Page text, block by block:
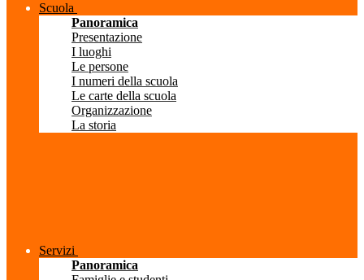
Scuola
Panoramica
Presentazione
I luoghi
Le persone
I numeri della scuola
Le carte della scuola
Organizzazione
La storia
Servizi
Panoramica